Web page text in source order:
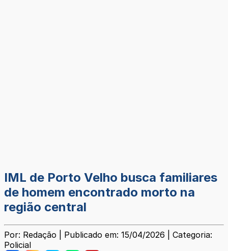
IML de Porto Velho busca familiares
de homem encontrado morto na
região central
Por: Redação | Publicado em: 15/04/2026 | Categoria:
Policial